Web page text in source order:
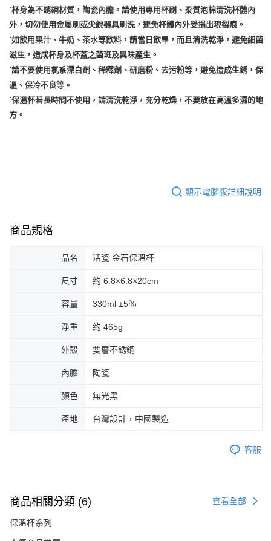
˙杯身為不銹鋼材質，陶瓷內膽。請使用專用杯刷、柔質泡棉清洗杯體內
外，切勿使用金屬刷或尖銳器具刷洗，避免杯體內外受損出現裂痕。
˙如飲用果汁、牛奶、茶水等飲料，請當日飲畢，而且清洗乾淨，避免細菌
滋生，造成杯身及杯蓋之菌斑及異味產生。
˙請不要使用氯系漂白劑、稀釋劑、研磨粉、去污粉等，避免造成生銹，保
溫、保冷不良等。
˙保溫杯若長時間不使用，請清洗乾淨，充分乾燥，不要放在高溫多濕的地
方。
顯示電腦版詳細說明
商品規格
品名 活瓷 金石保溫杯
尺寸 約 6.8×6.8×20cm
容量 330ml ±5％
淨重 約 465g
外殼 雙層不銹鋼
內膽 陶瓷
顏色 無光黑
產地 台灣設計，中國製造
客服
商品相關分類 (6) 查看全部
保溫杯系列